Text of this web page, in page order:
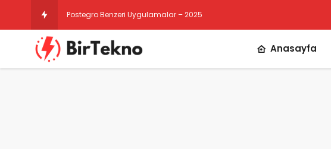
Instagram Gizli Hesap Gö
Anasayfa